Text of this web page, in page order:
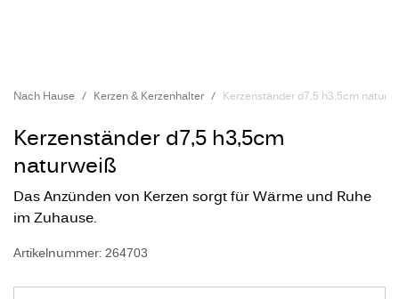
Nach Hause Kerzen & Kerzenhalter Kerzenständer d7,5 h3,5cm
Kerzenständer d7,5 h3,5cm
naturweiß
Das Anzünden von Kerzen sorgt für Wärme und Ruhe
im Zuhause.
Artikelnummer: 264703